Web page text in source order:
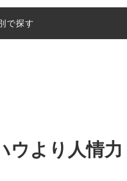
で探す
ウより人情力